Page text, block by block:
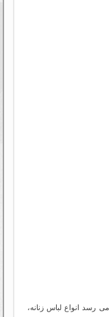
رسد انواع لباس زنانه،